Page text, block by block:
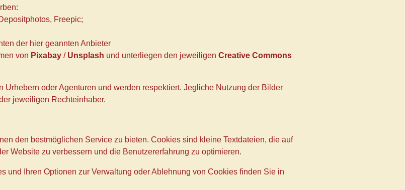
Freepic;
der hier geannten Anbieter
von Pixabay / Unsplash und unterliegen den jeweiligen Creative Commons
oder Agenturen und werden respektiert. Jegliche Nutzung der Bilder
jeweiligen Rechteinhaber.
den bestmöglichen Service zu bieten. Cookies sind kleine Textdateien, die auf
Website zu verbessern und die Benutzererfahrung zu optimieren.
und Ihren Optionen zur Verwaltung oder Ablehnung von Cookies finden Sie in